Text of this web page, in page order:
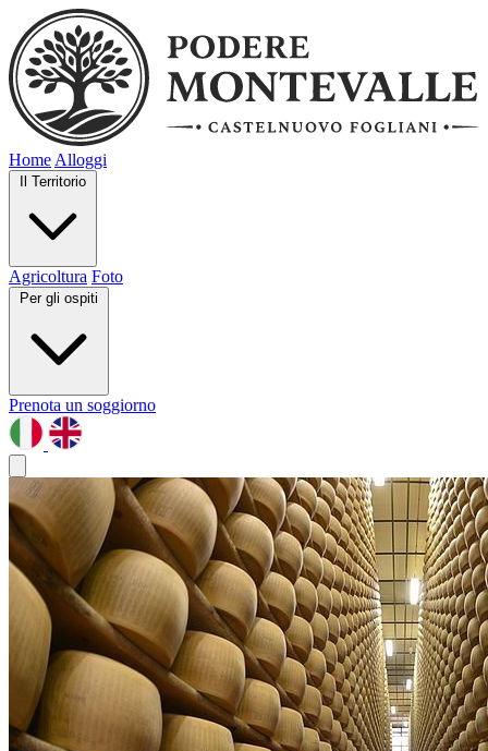
Home Alloggi
Il Territorio
Agricoltura Foto
Per gli ospiti
Prenota un soggiorno